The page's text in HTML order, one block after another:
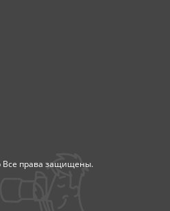
Все права защищены.